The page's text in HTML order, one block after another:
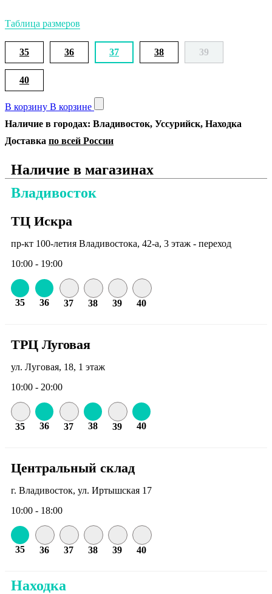
Таблица размеров
35 36 37 38 39
40
В корзину В корзине
Наличие в городах: Владивосток, Уссурийск, Находка
Доставка по всей России
Наличие в магазинах
Владивосток
ТЦ Искра
пр-кт 100-летия Владивостока, 42-а, 3 этаж - переход
10:00 - 19:00
35 36 37 38 39 40
ТРЦ Луговая
ул. Луговая, 18, 1 этаж
10:00 - 20:00
35 36 37 38 39 40
Центральный склад
г. Владивосток, ул. Иртышская 17
10:00 - 18:00
35 36 37 38 39 40
Находка